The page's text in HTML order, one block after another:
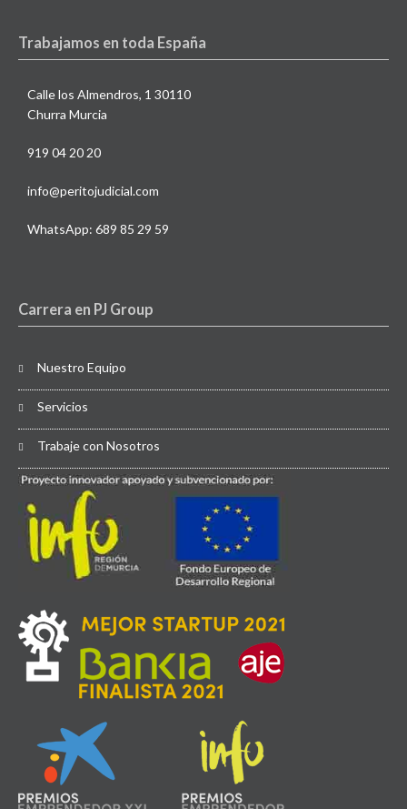
Trabajamos en toda España
Calle los Almendros, 1 30110
Churra Murcia
919 04 20 20
info@peritojudicial.com
WhatsApp: 689 85 29 59
Carrera en PJ Group
Nuestro Equipo
Servicios
Trabaje con Nosotros